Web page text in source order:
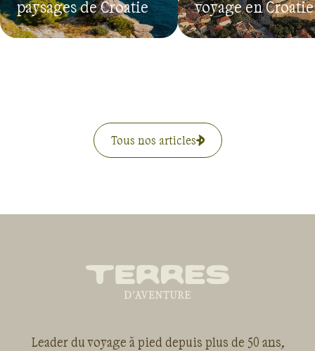
paysages de Croatie
voyage en Croatie
Tous nos articles
Leader du voyage à pied depuis plus de 50 ans,